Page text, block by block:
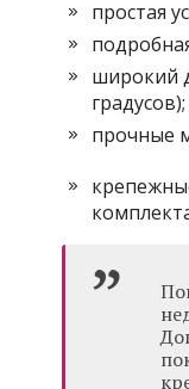
простая
широкий
градусов);
прочные